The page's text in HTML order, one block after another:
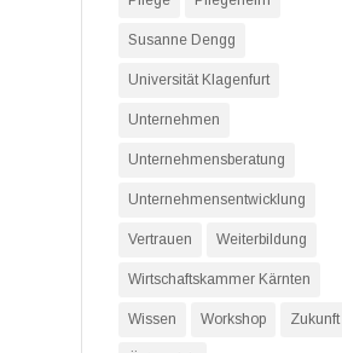
Susanne Dengg
Universität Klagenfurt
Unternehmen
Unternehmensberatung
Unternehmensentwicklung
Vertrauen Weiterbildung
Wirtschaftskammer Kärnten
Wissen Workshop Zukunft